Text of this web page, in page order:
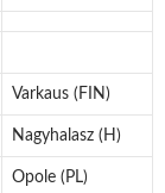
Varkaus (FIN)
Nagyhalasz (H)
Opole (PL)